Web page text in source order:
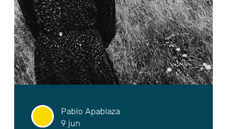
Pablo Apablaza
9 jun